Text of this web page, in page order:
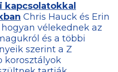
Chris Hauck és Erin
vélekednek az
és a többi
szerint a Z
korosztályok